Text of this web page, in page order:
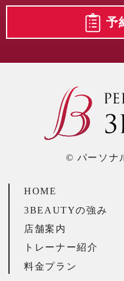
予
© パーソナ
HOME
3BEAUTYの強み
店舗案内
トレーナー紹介
料金プラン